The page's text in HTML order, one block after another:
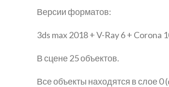
Версии форматов:
3ds max 2018 + V-Ray 6 + Corona
В сцене 25 объектов.
Все объекты находятся в слое 0